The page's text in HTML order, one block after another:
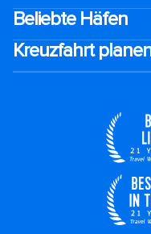
Beliebte Häfen
Kreuzfahrt